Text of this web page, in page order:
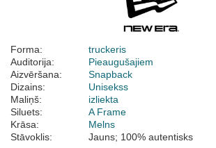
Forma:
truckeris
Auditorija:
Pieaugušajiem
Aizvēršana:
Snapback
Dizains:
Unisekss
Maliņš:
izliekta
Siluets:
A Frame
Krāsa:
Melns
Stāvoklis:
Jauns; 100% autentisks